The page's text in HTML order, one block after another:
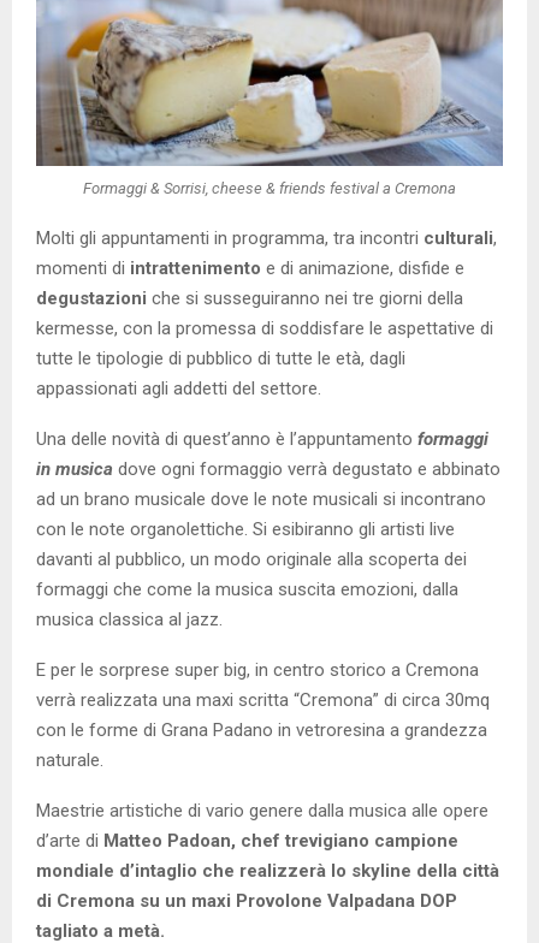
Formaggi & Sorrisi, cheese & friends festival a Cremona
Molti gli appuntamenti in programma, tra incontri culturali,
momenti di intrattenimento e di animazione, disfide e
degustazioni che si susseguiranno nei tre giorni della
kermesse, con la promessa di soddisfare le aspettative di
tutte le tipologie di pubblico di tutte le età, dagli
appassionati agli addetti del settore.
Una delle novità di quest’anno è l’appuntamento formaggi
in musica dove ogni formaggio verrà degustato e abbinato
ad un brano musicale dove le note musicali si incontrano
con le note organolettiche. Si esibiranno gli artisti live
davanti al pubblico, un modo originale alla scoperta dei
formaggi che come la musica suscita emozioni, dalla
musica classica al jazz.
E per le sorprese super big, in centro storico a Cremona
verrà realizzata una maxi scritta “Cremona” di circa 30mq
con le forme di Grana Padano in vetroresina a grandezza
naturale.
Maestrie artistiche di vario genere dalla musica alle opere
d’arte di Matteo Padoan, chef trevigiano campione
mondiale d’intaglio che realizzerà lo skyline della città
di Cremona su un maxi Provolone Valpadana DOP
tagliato a metà.